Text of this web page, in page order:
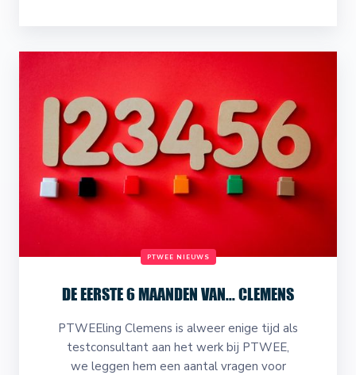
PTWEE NIEUWS
DE EERSTE 6 MAANDEN VAN... CLEMENS
PTWEEling Clemens is alweer enige tijd als
testconsultant aan het werk bij PTWEE,
we leggen hem een aantal vragen voor